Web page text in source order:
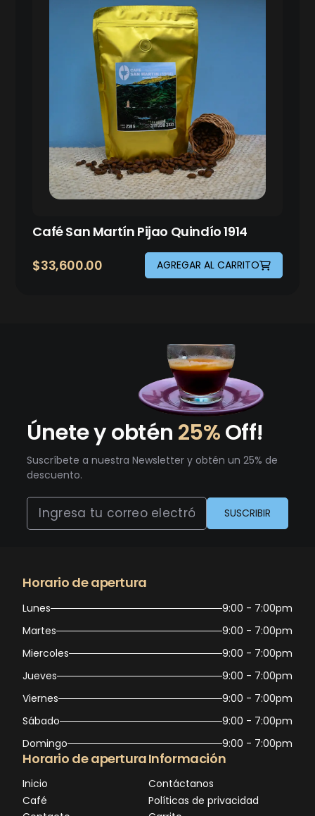
Café San Martín Pijao Quindío 1914
$33,600.00 AGREGAR AL CARRITO
Únete y obtén 25%Off!
Suscríbete a nuestra Newsletter y obtén un 25% de
descuento.
SUSCRIBIR
Horario de apertura
Lunes
9:00 - 7:00pm
Martes
9:00 - 7:00pm
Miercoles
9:00 - 7:00pm
Jueves
9:00 - 7:00pm
Viernes
9:00 - 7:00pm
Sábado
9:00 - 7:00pm
Domingo
9:00 - 7:00pm
Horario de apertura
Inicio
Café
Información
Contáctanos
Políticas de privacidad